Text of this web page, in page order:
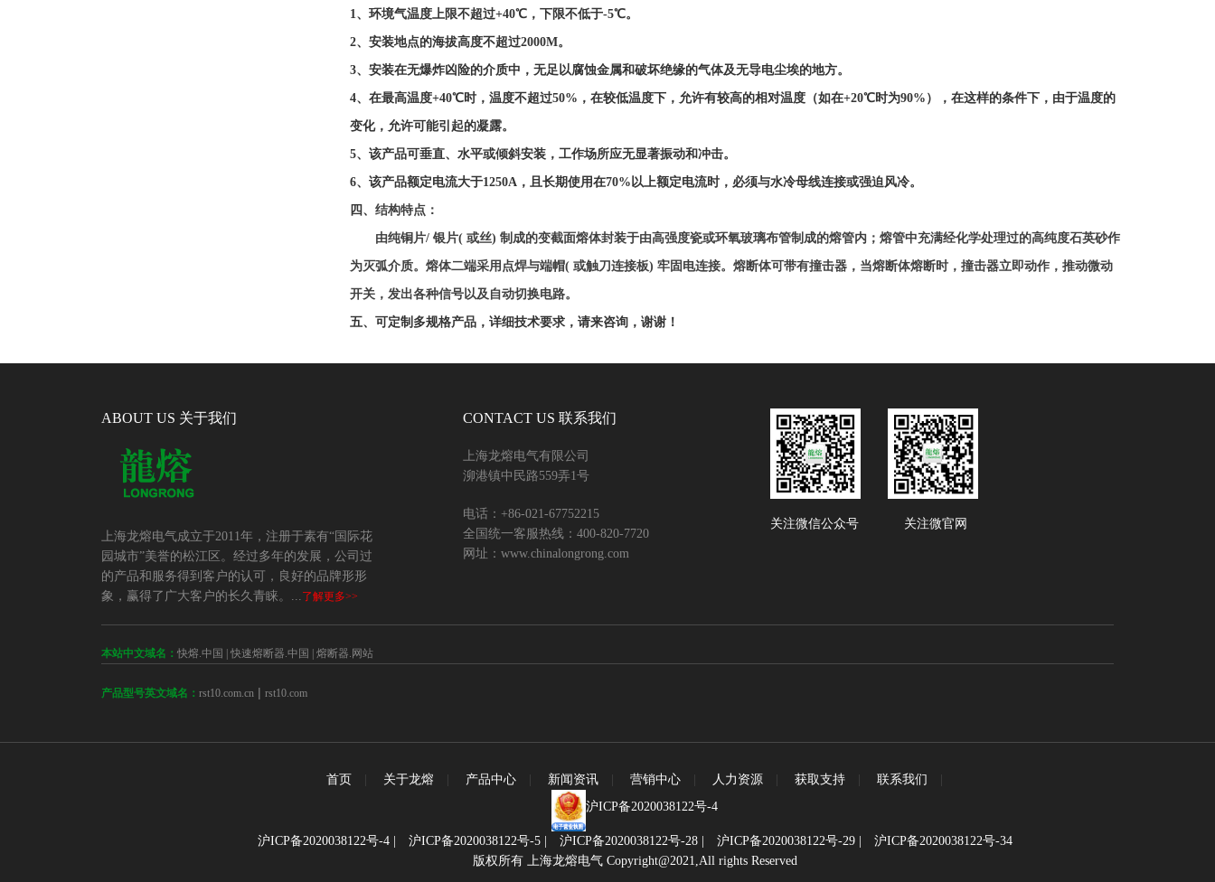
1、环境气温度上限不超过+40℃，下限不低于-5℃。
2、安装地点的海拔高度不超过2000M。
3、安装在无爆炸凶险的介质中，无足以腐蚀金属和破坏绝缘的气体及无导电尘埃的地方。
4、在最高温度+40℃时，温度不超过50%，在较低温度下，允许有较高的相对温度（如在+20℃时为90%），在这样的条件下，由于温度的
变化，允许可能引起的凝露。
5、该产品可垂直、水平或倾斜安装，工作场所应无显著振动和冲击。
6、该产品额定电流大于1250A，且长期使用在70%以上额定电流时，必须与水冷母线连接或强迫风冷。
四、 结构特点：
由纯铜片/银片(或丝)制成的变截面熔体封装于由高强度瓷或环氧玻璃布管制成的熔管内；熔管中充满经化学处理过的高纯度石英砂作
为灭弧介质。熔体二端采用点焊与端帽( 或触刀连接板) 牢固电连接。熔断体可带有撞击器，当熔断体熔断时，撞击器立即动作，推动微动
开关，发出各种信号以及自动切换电路。
五、 可定制多规格产品，详细技术要求，请来咨询，谢谢！
ABOUT US 关于我们
上海龙熔电气成立于2011年，注册于素有“国际花
园城市”美誉的松江区。经过多年的发展，公司过
的产品和服务得到客户的认可，良好的品牌形形
象，赢得了广大客户的长久青睐。...了解更多>>
CONTACT US 联系我们
上海龙熔电气有限公司
泖港镇中民路559弄1号
电话：+86-021-67752215
全国统一客服热线：400-820-7720
网址：www.chinalongrong.com
关注微信公众号 关注微官网
本站中文域名： 快熔.中国 快速熔断器.中国 熔断器.网站
产品型号英文域名： rst10.com.cn | rst10.com
首页 关于龙熔 产品中心 新闻资讯 营销中心 人力资源 获取支持 联系我们
沪ICP备2020038122号-4
沪ICP备2020038122号-4| 沪ICP备2020038122号-5| 沪ICP备2020038122号-28| 沪ICP备2020038122号-29| 沪ICP备2020038122号-34
版权所有 上海龙熔电气 Copyright@2021,All rights Reserved